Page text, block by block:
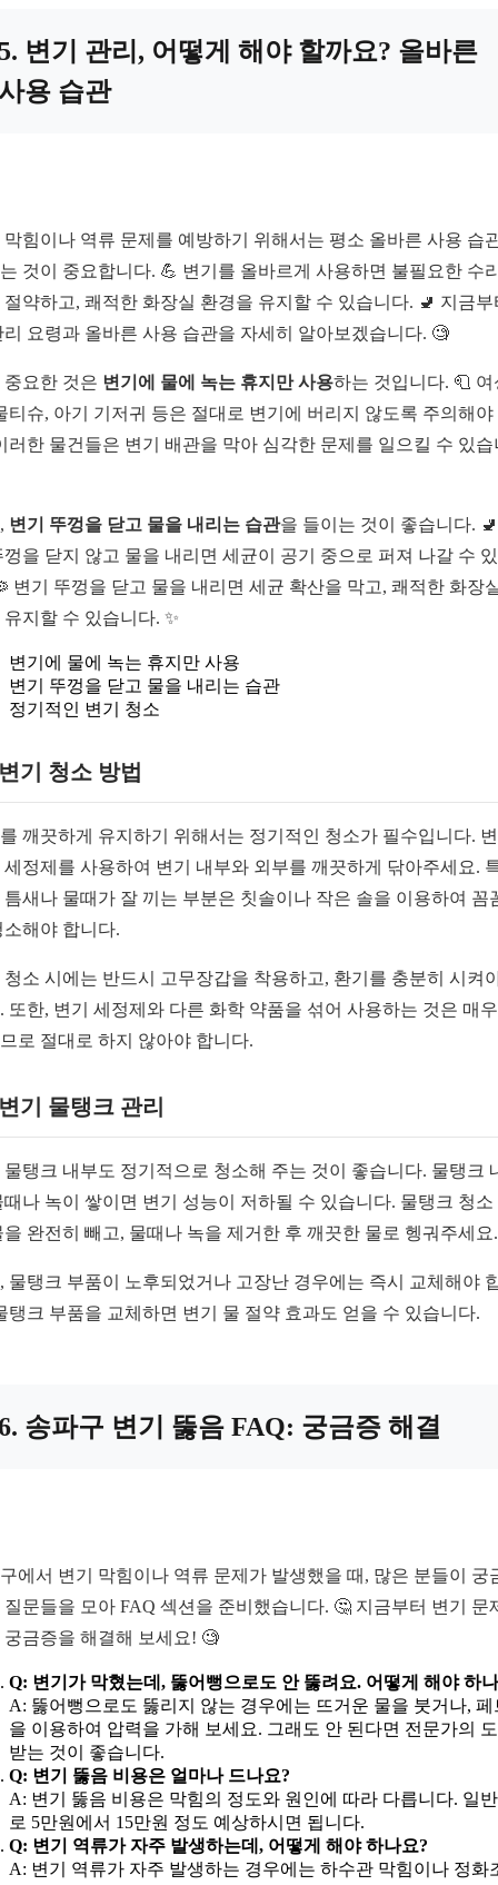
변기 관리, 어떻게 해야 할까요? 올바른
용 습관
막힘이나 역류 문제를 예방하기 위해서는 평소 올바른 사용 습
것이 중요합니다. 💪 변기를 올바르게 사용하면 불필요한 수
절약하고, 쾌적한 화장실 환경을 유지할 수 있습니다. 🚽 지금부
리 요령과 올바른 사용 습관을 자세히 알아보겠습니다. 🧐
중요한 것은 변기에 물에 녹는 휴지만 사용하는 것입니다. 🧻 여
티슈, 아기 기저귀 등은 절대로 변기에 버리지 않도록 주의해야
러한 물건들은 변기 배관을 막아 심각한 문제를 일으킬 수 있습
변기 뚜껑을 닫고 물을 내리는 습관을 들이는 것이 좋습니다.
껑을 닫지 않고 물을 내리면 세균이 공기 중으로 퍼져 나갈 수
변기 뚜껑을 닫고 물을 내리면 세균 확산을 막고, 쾌적한 화장
유지할 수 있습니다. ✨
변기에 물에 녹는 휴지만 사용
변기 뚜껑을 닫고 물을 내리는 습관
정기적인 변기 청소
기 청소 방법
깨끗하게 유지하기 위해서는 정기적인 청소가 필수입니다.
세정제를 사용하여 변기 내부와 외부를 깨끗하게 닦아주세요.
틈새나 물때가 잘 끼는 부분은 칫솔이나 작은 솔을 이용하여 꼼
소해야 합니다.
청소 시에는 반드시 고무장갑을 착용하고, 환기를 충분히 시켜
또한, 변기 세정제와 다른 화학 약품을 섞어 사용하는 것은 매
로 절대로 하지 않아야 합니다.
기 물탱크 관리
물탱크 내부도 정기적으로 청소해 주는 것이 좋습니다. 물탱크
때나 녹이 쌓이면 변기 성능이 저하될 수 있습니다. 물탱크 청소
을 완전히 빼고, 물때나 녹을 제거한 후 깨끗한 물로 헹궈주세요.
물탱크 부품이 노후되었거나 고장난 경우에는 즉시 교체해야
탱크 부품을 교체하면 변기 물 절약 효과도 얻을 수 있습니다.
송파구 변기 뚫음 FAQ: 궁금증 해결
에서 변기 막힘이나 역류 문제가 발생했을 때, 많은 분들이 궁
질문들을 모아 FAQ 섹션을 준비했습니다. 🤔 지금부터 변기 문
궁금증을 해결해 보세요! 🧐
Q: 변기가 막혔는데, 뚫어뻥으로도 안 뚫려요. 어떻게 해야 하
A: 뚫어뻥으로도 뚫리지 않는 경우에는 뜨거운 물을 붓거나, 페
을 이용하여 압력을 가해 보세요. 그래도 안 된다면 전문가의
받는 것이 좋습니다.
Q: 변기 뚫음 비용은 얼마나 드나요?
A: 변기 뚫음 비용은 막힘의 정도와 원인에 따라 다릅니다. 일
로 5만원에서 15만원 정도 예상하시면 됩니다.
Q: 변기 역류가 자주 발생하는데, 어떻게 해야 하나요?
A: 변기 역류가 자주 발생하는 경우에는 하수관 막힘이나 정화